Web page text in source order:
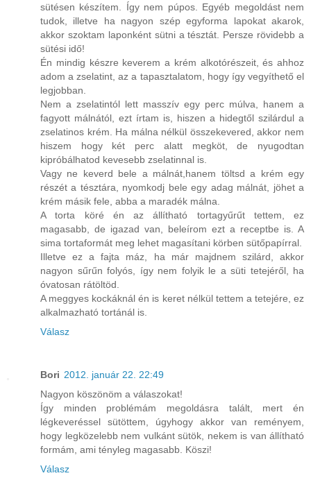
sütésen készítem. Így nem púpos. Egyéb megoldást nem
tudok, illetve ha nagyon szép egyforma lapokat akarok,
akkor szoktam laponként sütni a tésztát. Persze rövidebb a
sütési idő!
Én mindig készre keverem a krém alkotórészeit, és ahhoz
adom a zselatint, az a tapasztalatom, hogy így vegyíthető el
legjobban.
Nem a zselatintól lett masszív egy perc múlva, hanem a
fagyott málnától, ezt írtam is, hiszen a hidegtől szilárdul a
zselatinos krém. Ha málna nélkül összekevered, akkor nem
hiszem hogy két perc alatt megköt, de nyugodtan
kipróbálhatod kevesebb zselatinnal is.
Vagy ne keverd bele a málnát,hanem töltsd a krém egy
részét a tésztára, nyomkodj bele egy adag málnát, jöhet a
krém másik fele, abba a maradék málna.
A torta köré én az állítható tortagyűrűt tettem, ez
magasabb, de igazad van, beleírom ezt a receptbe is. A
sima tortaformát meg lehet magasítani körben sütőpapírral.
Illetve ez a fajta máz, ha már majdnem szilárd, akkor
nagyon sűrűn folyós, így nem folyik le a süti tetejéről, ha
óvatosan rátöltöd.
A meggyes kockáknál én is keret nélkül tettem a tetejére, ez
alkalmazható tortánál is.
Válasz
Bori 2012. január 22. 22:49
Nagyon köszönöm a válaszokat!
Így minden problémám megoldásra talált, mert én
légkeveréssel sütöttem, úgyhogy akkor van reményem,
hogy legközelebb nem vulkánt sütök, nekem is van állítható
formám, ami tényleg magasabb. Köszi!
Válasz